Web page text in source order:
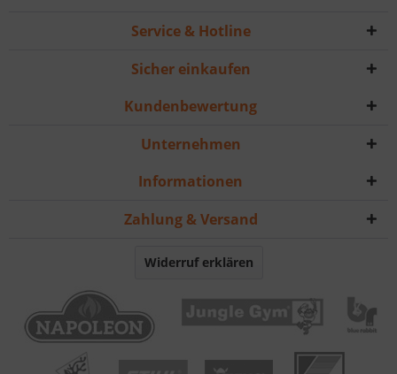
Service & Hotline
Sicher einkaufen
Kundenbewertung
Unternehmen
Informationen
Zahlung & Versand
Widerruf erklären